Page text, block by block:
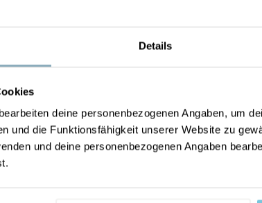
Details
deine personenbezogenen Angaben, um
und die Funktionsfähigkeit unserer Website zu
und deine personenbezogenen Angaben